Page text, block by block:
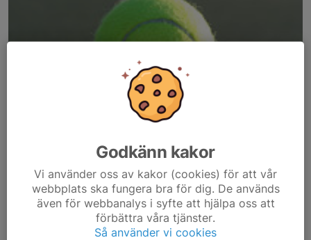
Här hamnar automatiskt de senaste nyheterna på hemsidan. För
att kunna börja administrera hemsidan loggar du in högst upp till
Godkänn kakor
Vi använder oss av kakor (cookies) för att vår
webbplats ska fungera bra för dig. De används
även för webbanalys i syfte att hjälpa oss att
förbättra våra tjänster.
Så använder vi cookies